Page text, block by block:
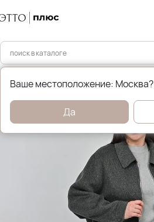
Главная Пальто
Ваше местоположение: Москва?
Да